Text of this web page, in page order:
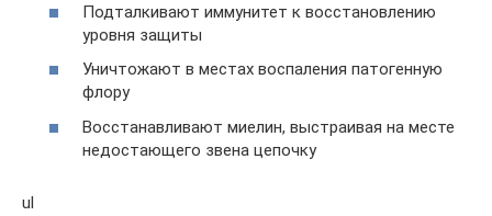
Подталкивают иммунитет к восстановлению
уровня защиты
Уничтожают в местах воспаления патогенную
флору
Восстанавливают миелин, выстраивая на месте
недостающего звена цепочку
ul